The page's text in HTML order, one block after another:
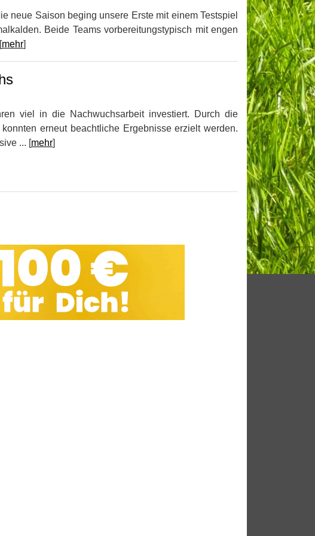
neue Saison beging unsere Erste mit einem Testspiel
Beide Teams vorbereitungstypisch mit engen
mehr]
viel in die Nachwuchsarbeit investiert. Durch die
erneut beachtliche Ergebnisse erzielt werden.
... [mehr]